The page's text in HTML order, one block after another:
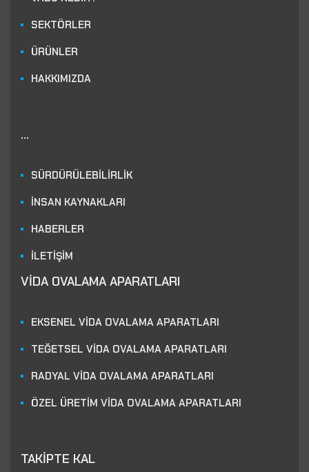
SEKTÖRLER
ÜRÜNLER
HAKKIMIZDA
...
SÜRDÜRÜLEBİLİRLİK
İNSAN KAYNAKLARI
HABERLER
İLETİŞİM
VİDA OVALAMA APARATLARI
EKSENEL VİDA OVALAMA APARATLARI
TEĞETSEL VİDA OVALAMA APARATLARI
RADYAL VİDA OVALAMA APARATLARI
ÖZEL ÜRETİM VİDA OVALAMA APARATLARI
TAKİPTE KAL